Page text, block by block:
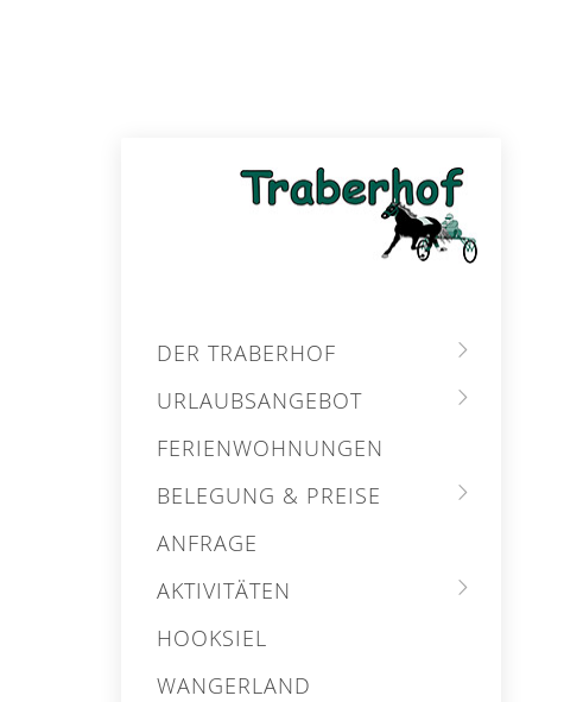
DER TRABERHOF
URLAUBSANGEBOT
FERIENWOHNUNGEN
BELEGUNG & PREISE
ANFRAGE
AKTIVITÄTEN
HOOKSIEL
WANGERLAND